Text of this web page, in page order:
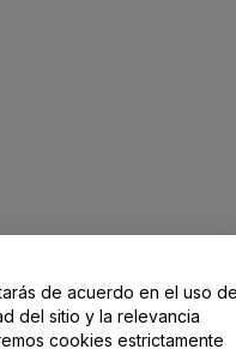
de acuerdo en el uso
del sitio y la relevancia
cookies estrictamente